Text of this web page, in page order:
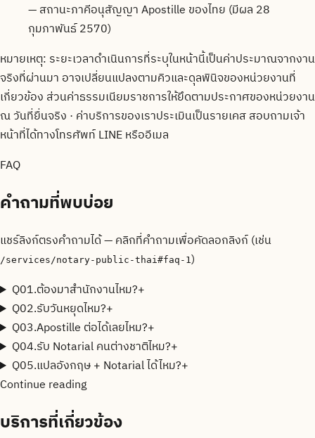
—สถานะภาคีอนุสัญญา Apostille ของไทย (มีผล 28
กุมภาพันธ์ 2570)
หมายเหตุ: ระยะเวลาดำเนินการที่ระบุในหน้านี้เป็นค่าประมาณจากงาน
จริงที่ผ่านมา อาจเปลี่ยนแปลงตามคิวและดุลพินิจของหน่วยงานที่
เกี่ยวข้อง ส่วนค่าธรรมเนียมราชการให้ยึดตามประกาศของหน่วยงาน
ณ วันที่ยื่นจริง · ค่าบริการของเราประเมินเป็นรายเคส สอบถามเจ้า
หน้าที่ได้ทางโทรศัพท์ LINE หรืออีเมล
FAQ
คำถามที่พบบ่อย
แชร์ลิงก์ตรงคำถามได้ — คลิกที่คำถามเพื่อคัดลอกลิงก์ (เช่น
/services/notary-public-thai#faq-1)
Q01.ต้องมาสำนักงานไหม?+
Q02.รับวันหยุดไหม?+
Q03.Apostille ต่อได้เลยไหม?+
Q04.รับ Notarial คนต่างชาติไหม?+
Q05.แปลอังกฤษ + Notarial ได้ไหม?+
Continue reading
บริการที่เกี่ยวข้อง